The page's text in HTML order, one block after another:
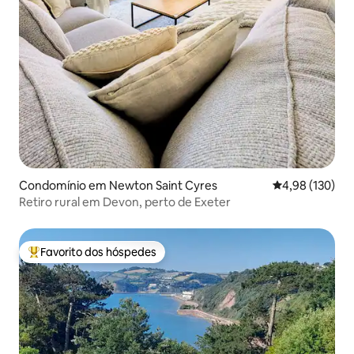
Condomínio em Newton Saint Cyres Classificação
4,98 (130)
Retiro rural em Devon, perto de Exeter
Favoritos dos hóspedes mais apreciados
Favorito dos hóspedes